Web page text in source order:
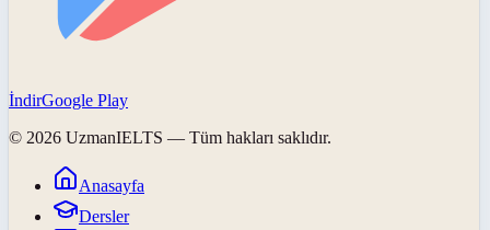
İndirGoogle Play
© 2026 UzmanIELTS — Tüm hakları saklıdır.
Anasayfa
Dersler